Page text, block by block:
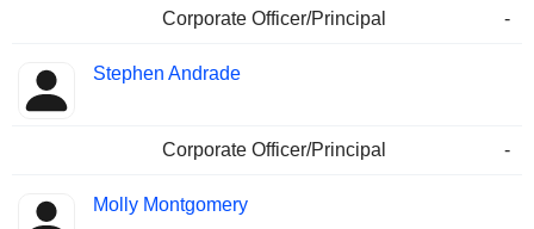
Corporate Officer/Principal -
Stephen Andrade
Corporate Officer/Principal -
Molly Montgomery